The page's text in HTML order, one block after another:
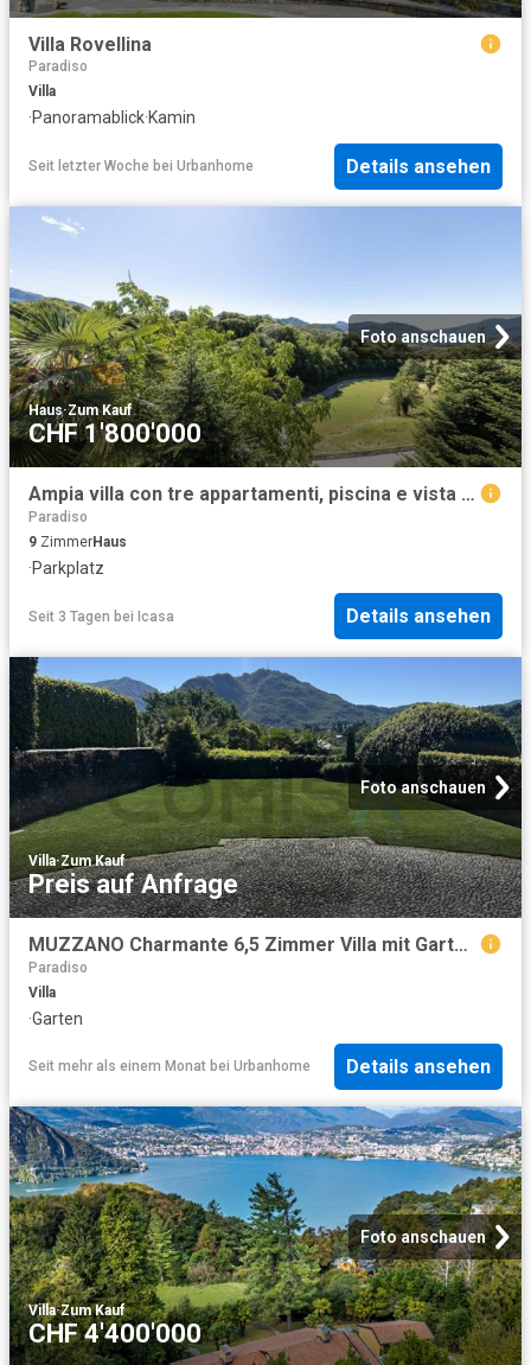
Villa Rovellina
Paradiso
Villa
·Panoramablick·Kamin
Seit letzter Woche bei Urbanhome Details ansehen
Foto anschauen
Haus·Zum Kauf
CHF 1'800'000
Ampia villa con tre appartamenti, piscina e vista aperta
Paradiso
9 ZimmerHaus
·Parkplatz
Seit 3 Tagen bei Icasa Details ansehen
Foto anschauen
Villa·Zum Kauf
Preis auf Anfrage
MUZZANO Charmante 6,5 Zimmer Villa mit Garten und Seeblick
Paradiso
Villa
·Garten
Seit mehr als einem Monat bei Urbanhome Details ansehen
Foto anschauen
Villa·Zum Kauf
CHF 4'400'000